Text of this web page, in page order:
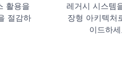
활용을
절감하
레거시 시스템
장형 아키텍처
이드하